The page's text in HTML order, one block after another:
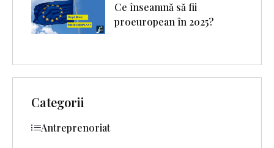
Ce înseamnă să fii
proeuropean în 2025?
Categorii
Antreprenoriat